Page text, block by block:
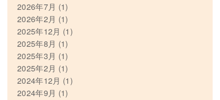
2026年7月 (1)
2026年2月 (1)
2025年12月 (1)
2025年8月 (1)
2025年3月 (1)
2025年2月 (1)
2024年12月 (1)
2024年9月 (1)